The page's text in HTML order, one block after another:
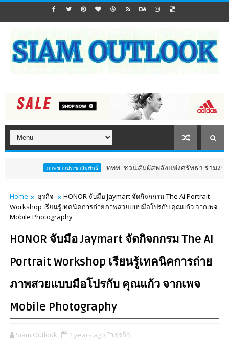
ภาพข่าวประชาสัมพันธ์ ททท. ชวนสัมผัสพลังแห่งศรัทธา ร่วมงาน "ห่มผ้าหลวง
Home ธุรกิจ
HONOR จับมือ Jaymart จัดกิจกกรม The Ai Portrait
Workshop เรียนรู้เทคนิคการถ่ายภาพสวยแบบมือโปรกับ คุณแก้ว จากเพจ
Mobile Photography
HONOR จับมือ Jaymart จัดกิจกกรม The Ai
Portrait Workshop เรียนรู้เทคนิคการถ่าย
ภาพสวยแบบมือโปรกับ คุณแก้ว จากเพจ
Mobile Photography
Siam Outlook 2 years ago ธุรกิจ,